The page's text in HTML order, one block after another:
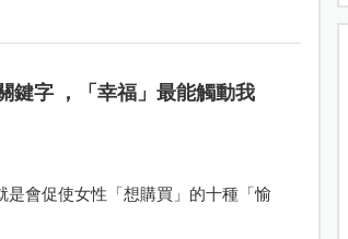
鍵字 ，「幸福」最能觸動我
會促使女性「想購買」的十種「愉